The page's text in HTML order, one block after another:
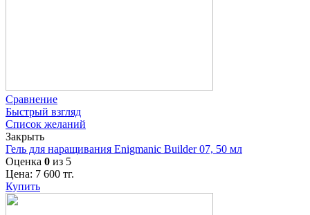
Сравнение
Быстрый взгляд
Список желаний
Закрыть
Гель для наращивания Enigmanic Builder 07, 50 мл
Оценка 0 из 5
Цена: 7 600 тг.
Купить